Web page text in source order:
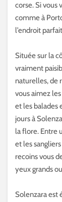
corse. Si vous
comme à
l’endroit
Située sur la
vraiment
naturelles, de
vous aimez
et les balades
jours à
la flore. Entre
et les
recoins vous
yeux grands
Solenzara est